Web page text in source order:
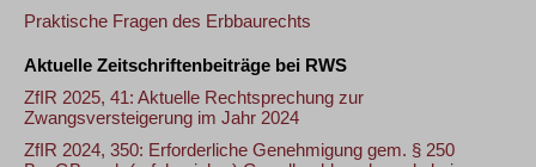
Praktische Fragen des Erbbaurechts
Aktuelle Zeitschriftenbeiträge bei RWS
ZfIR 2025, 41: Aktuelle Rechtsprechung zur
Zwangsversteigerung im Jahr 2024
ZfIR 2024, 350: Erforderliche Genehmigung gem. § 250